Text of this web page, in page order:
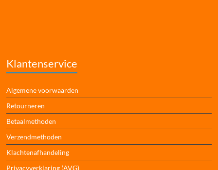
Klantenservice
Algemene voorwaarden
Retourneren
Betaalmethoden
Verzendmethoden
Klachtenafhandeling
Privacyverklaring (AVG)